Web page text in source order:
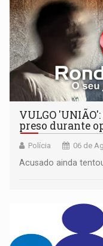
VULGO
preso durante
Polícia 06 de
Acusado ainda